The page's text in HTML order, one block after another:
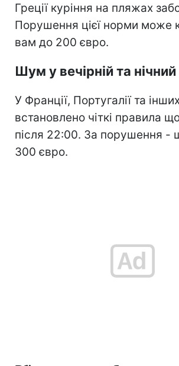
Греції куріння на пляжах
Порушення цієї норми може
вам до 200 євро.
Шум у вечірній та
У Франції, Португалії та
встановлено чіткі правила
після 22:00. За порушення -
300 євро.